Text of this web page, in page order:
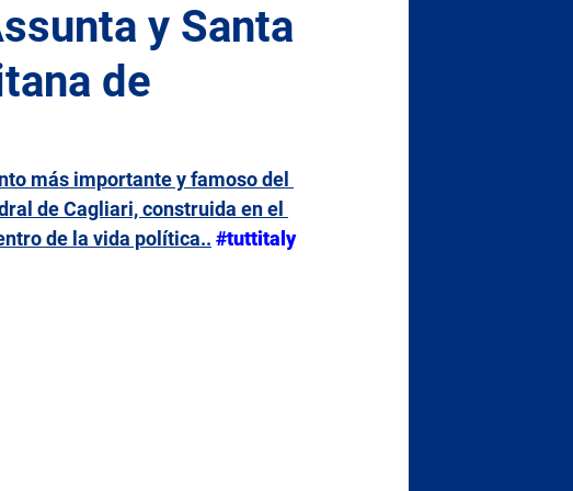
Liguria Lombardía
y Santa
de
más importante y famoso del
de Cagliari, construida en el
de la vida política.. #tuttitaly